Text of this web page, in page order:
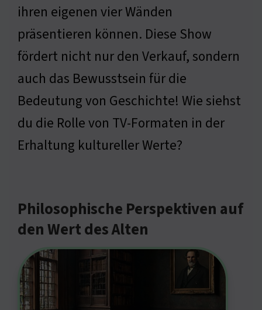
ihren eigenen vier Wänden
präsentieren können. Diese Show
fördert nicht nur den Verkauf, sondern
auch das Bewusstsein für die
Bedeutung von Geschichte! Wie siehst
du die Rolle von TV-Formaten in der
Erhaltung kultureller Werte?
Philosophische Perspektiven auf
den Wert des Alten